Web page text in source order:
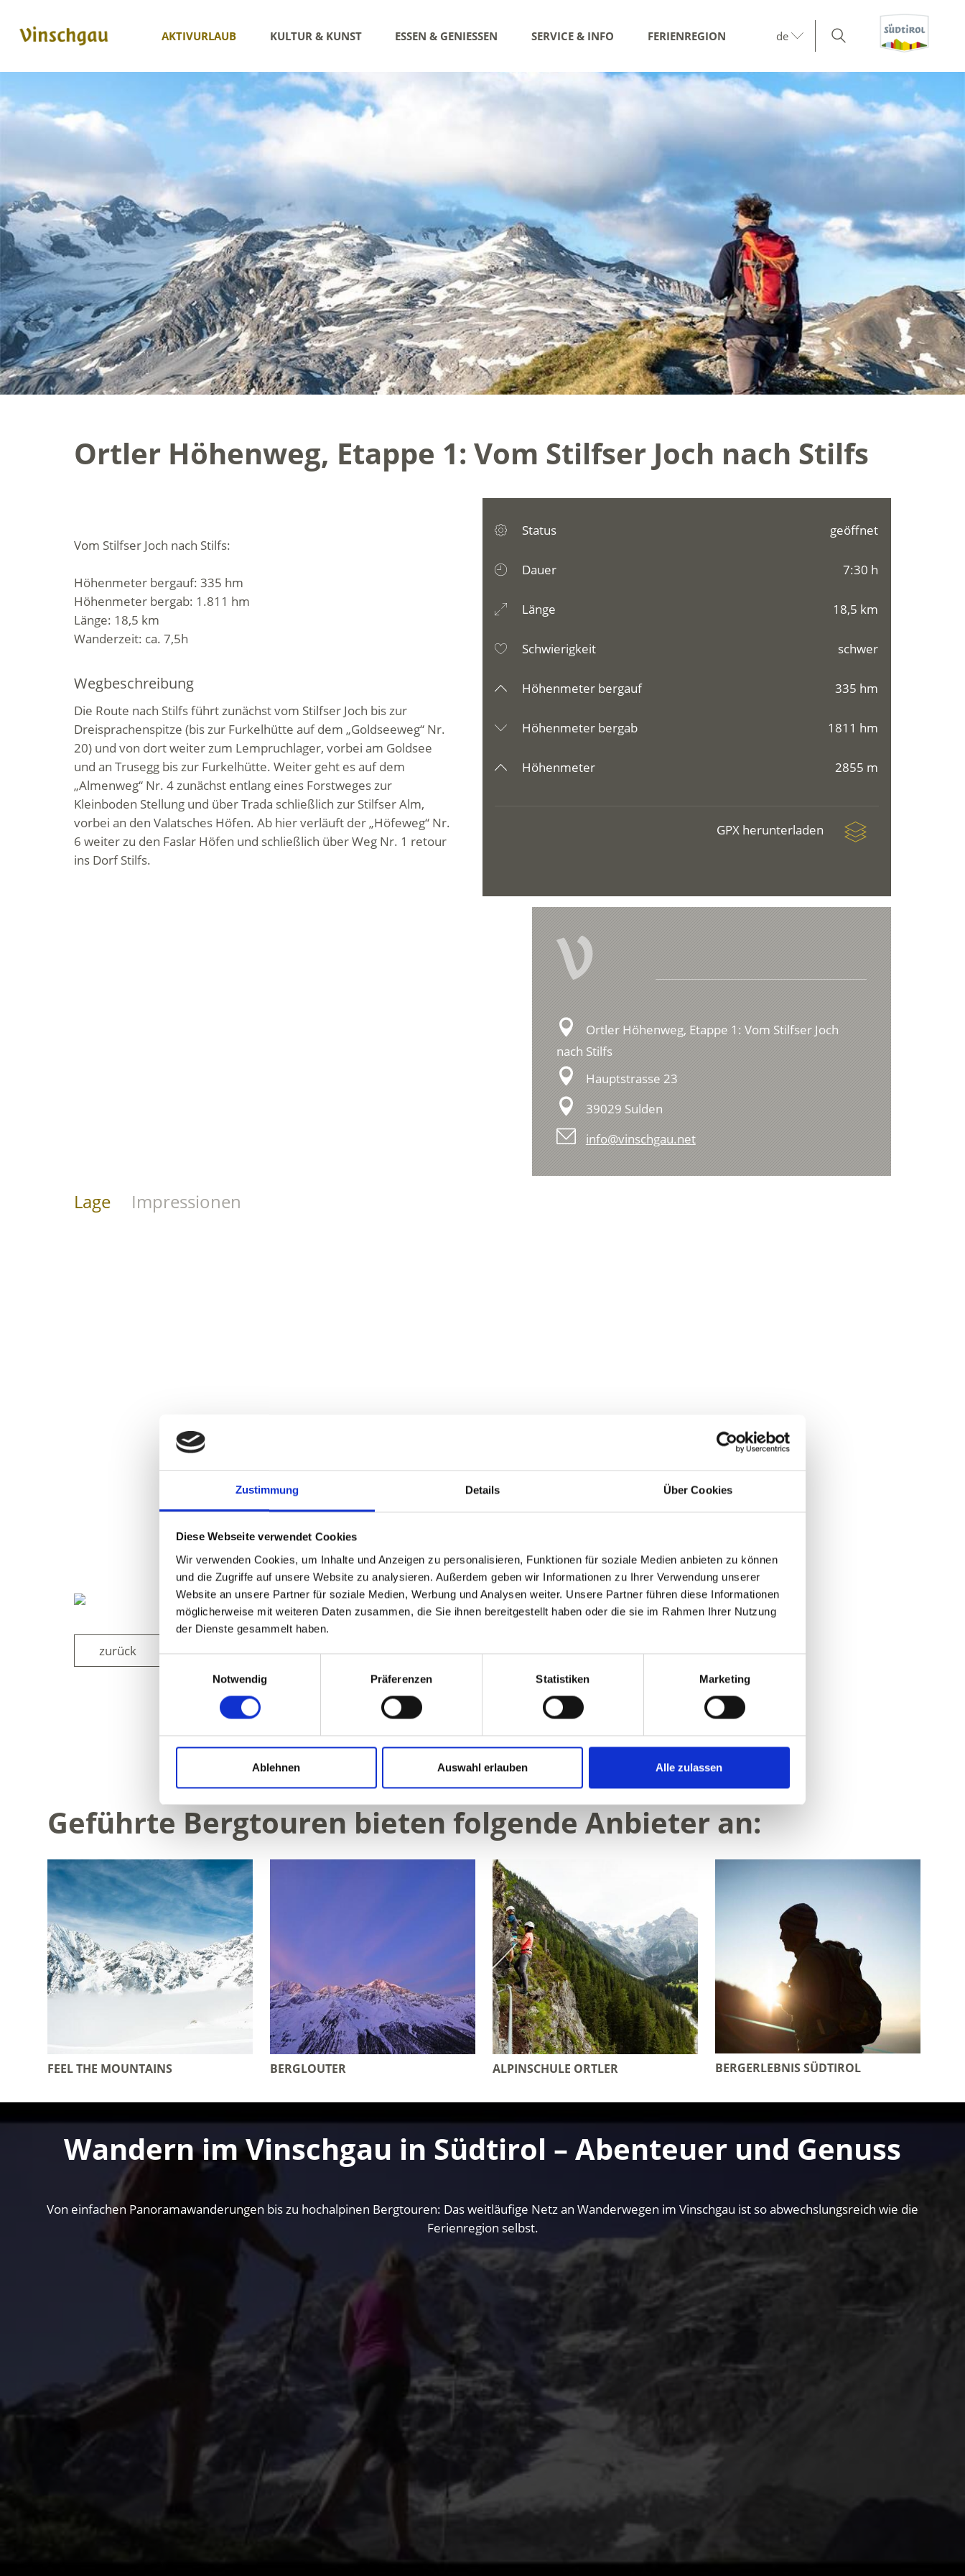
Zustimmung Details Über Cookies
Diese Webseite verwendet Cookies
Wir verwenden Cookies, um Inhalte und Anzeigen zu personalisieren, Funktionen für soziale Medien anbieten zu können
und die Zugriffe auf unsere Website zu analysieren. Außerdem geben wir Informationen zu Ihrer Verwendung unserer
Website an unsere Partner für soziale Medien, Werbung und Analysen weiter. Unsere Partner führen diese Informationen
möglicherweise mit weiteren Daten zusammen, die Sie ihnen bereitgestellt haben oder die sie im Rahmen Ihrer Nutzung
der Dienste gesammelt haben.
Notwendig
Präferenzen Statistiken Marketing
Ablehnen Auswahl erlauben Alle zulassen
AKTIVURLAUB KULTUR & KUNST ESSEN & GENIESSEN SERVICE & INFO FERIENREGION de
Ortler Höhenweg, Etappe 1: Vom Stilfser Joch nach Stilfs
Vom Stilfser Joch nach Stilfs:
Höhenmeter bergauf: 335 hm
Höhenmeter bergab: 1.811 hm
Länge: 18,5 km
Wanderzeit: ca. 7,5h
Wegbeschreibung
Die Route nach Stilfs führt zunächst vom Stilfser Joch bis zur
Dreisprachenspitze (bis zur Furkelhütte auf dem „Goldseeweg“ Nr.
20) und von dort weiter zum Lempruchlager, vorbei am Goldsee
und an Trusegg bis zur Furkelhütte. Weiter geht es auf dem
„Almenweg“ Nr. 4 zunächst entlang eines Forstweges zur
Kleinboden Stellung und über Trada schließlich zur Stilfser Alm,
vorbei an den Valatsches Höfen. Ab hier verläuft der „Höfeweg“ Nr.
6 weiter zu den Faslar Höfen und schließlich über Weg Nr. 1 retour
ins Dorf Stilfs.
Status geöffnet
Dauer 7:30 h
Länge 18,5 km
Schwierigkeit schwer
Höhenmeter bergauf 335 hm
Höhenmeter bergab 1811 hm
Höhenmeter 2855 m
GPX herunterladen
V
Ortler Höhenweg, Etappe 1: Vom Stilfser Joch
nach Stilfs
Hauptstrasse 23
39029 Sulden
info@vinschgau.net
Lage Impressionen
zurück
WAR DER INHALT FÜR SIE HILFREICH? Ja Nein
Geführte Bergtouren bieten folgende Anbieter an:
FEEL THE MOUNTAINS BERGLOUTER ALPINSCHULE ORTLER BERGERLEBNIS SÜDTIROL
Wandern im Vinschgau in Südtirol – Abenteuer und Genuss
Von einfachen Panoramawanderungen bis zu hochalpinen Bergtouren: Das weitläufige Netz an Wanderwegen im Vinschgau ist so abwechslungsreich wie die
Ferienregion selbst.